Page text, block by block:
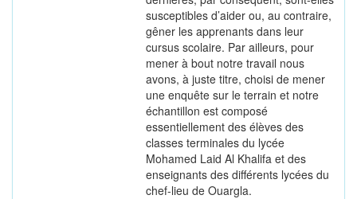
susceptibles d’aider ou, au contraire,
gêner les apprenants dans leur
cursus scolaire. Par ailleurs, pour
mener à bout notre travail nous
avons, à juste titre, choisi de mener
une enquête sur le terrain et notre
échantillon est composé
essentiellement des élèves des
classes terminales du lycée
Mohamed Laid Al Khalifa et des
enseignants des différents lycées du
chef-lieu de Ouargla.